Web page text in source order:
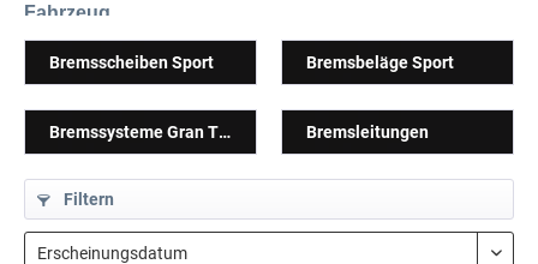
Bremsscheiben Sport Bremsbeläge Sport
Bremssysteme Gran Turismo Bremsleitungen
Fahrzeug
Filtern